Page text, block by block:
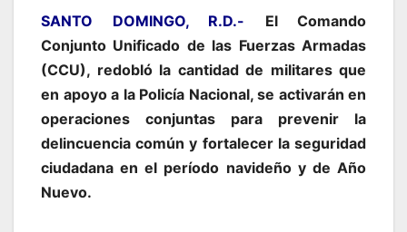
SANTO DOMINGO, R.D.-
El Comando
Conjunto Unificado de las Fuerzas Armadas
(CCU), redobló la cantidad de militares que
en apoyo a la Policía Nacional, se activarán en
operaciones conjuntas para prevenir la
delincuencia común y fortalecer la seguridad
ciudadana en el período navideño y de Año
Nuevo.